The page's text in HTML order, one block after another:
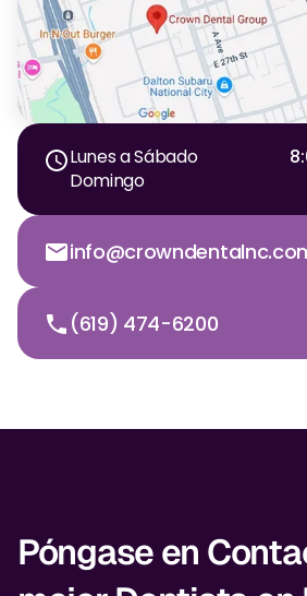
Lunes a Sábado
Domingo
(619) 474-6200
Póngase en